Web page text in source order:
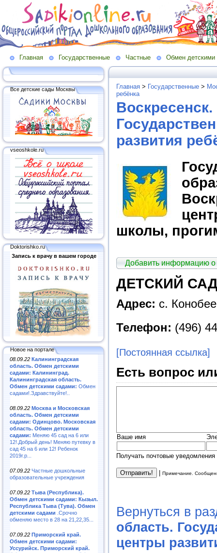
Главная Государственные Частные Обмен детскими
Все детские сады Москвы
vseoshkole.ru
Doktorishko.ru
Запись к врачу в вашем городе
Новое на портале
08.09.22 Калининградская
область. Обмен детскими
садами: Калининград.
Калининградская область.
Обмен детскими садами: Обмен
садами!.Здравствуйте!..
08.09.22 Москва и Московская
область. Обмен детскими
садами: Одинцово. Московская
область. Обмен детскими
садами: Меняю 45 сад на 6 или
12!.Добрый день! Меняю путевку в
сад 45 на 6 или 12! Ребенок
2019г.р...
07.09.22 Частные дошкольные
образовательные учреждения
07.09.22 Тыва (Республика).
Обмен детскими садами: Кызыл.
Республика Тыва (Тува). Обмен
детскими садами .Срочно
обменяю место в 28 на 21,22,35...
07.09.22 Приморский край.
Обмен детскими садами:
Уссурийск. Приморский край.
Главная > Государственные >
ребёнка
развития
школы,
Добавить информацию
ДЕТСКИЙ
Адрес: с.
Телефон: (496)
[Постоянная ссылка]
Есть вопрос
Ваше имя
Получать почтовые
Примечание.
Вернуться в
область.
центры